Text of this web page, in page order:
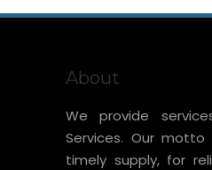
About
We provide
Services. Our
timely supply, for